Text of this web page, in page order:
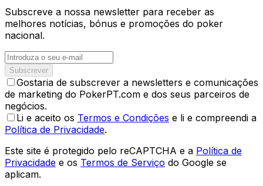
Subscreve a nossa newsletter para receber as
melhores notícias, bónus e promoções do poker
nacional.
Subscrever
Gostaria de subscrever a newsletters e comunicações
de marketing do PokerPT.com e dos seus parceiros de
negócios.
Li e aceito os Termos e Condições e li e compreendi a
Política de Privacidade.
Este site é protegido pelo reCAPTCHA e a Política de
Privacidade e os Termos de Serviço do Google se
aplicam.